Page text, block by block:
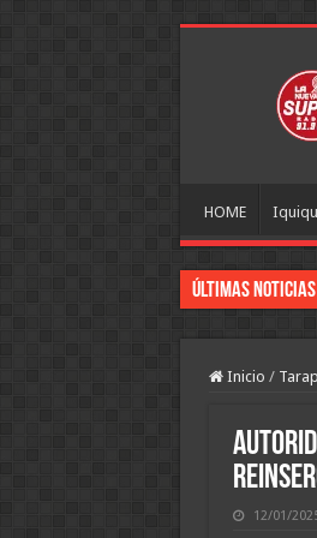
HOME
Últimas Noticias
Inicio /
12/01/